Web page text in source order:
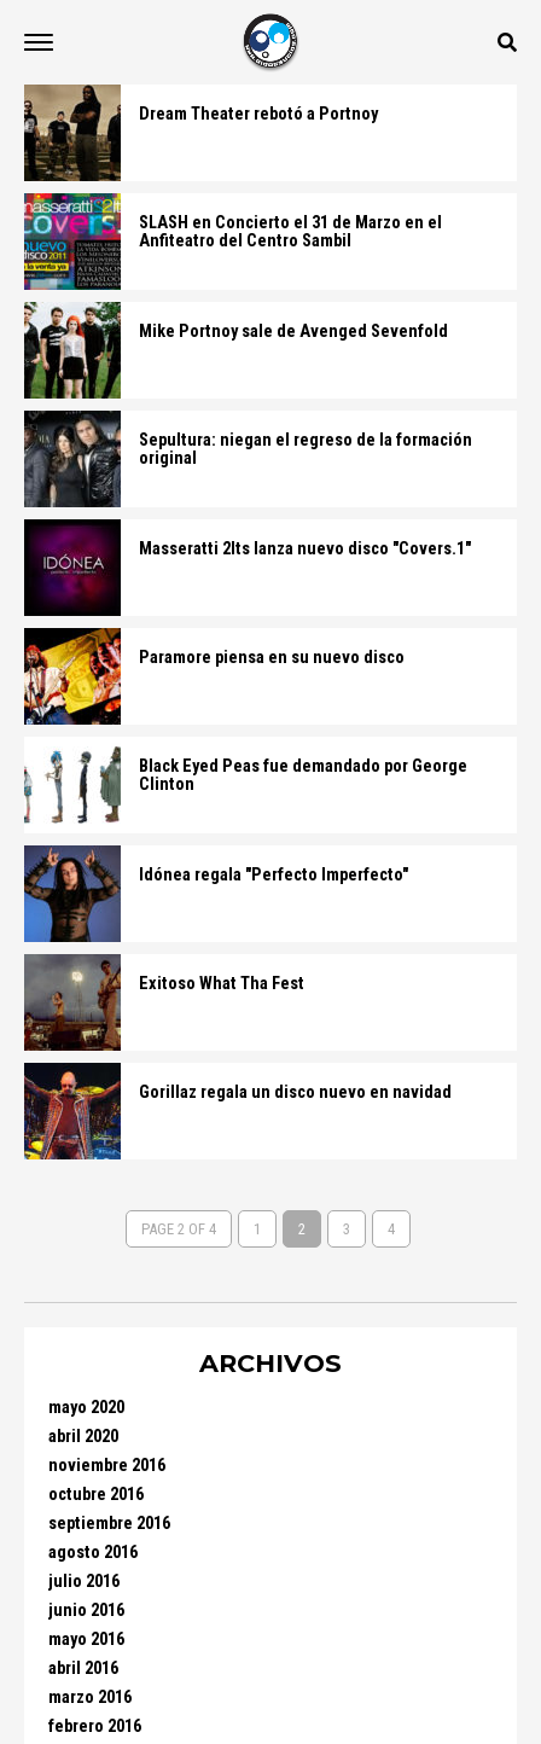
Dream Theater rebotó a Portnoy
SLASH en Concierto el 31 de Marzo en el
Anfiteatro del Centro Sambil
Mike Portnoy sale de Avenged Sevenfold
Sepultura: niegan el regreso de la formación
original
Masseratti 2lts lanza nuevo disco "Covers.1"
Paramore piensa en su nuevo disco
Black Eyed Peas fue demandado por George
Clinton
Idónea regala "Perfecto Imperfecto"
Exitoso What Tha Fest
Gorillaz regala un disco nuevo en navidad
PAGE 2 OF 4 1 2 3 4
ARCHIVOS
mayo 2020
abril 2020
noviembre 2016
octubre 2016
septiembre 2016
agosto 2016
julio 2016
junio 2016
mayo 2016
abril 2016
marzo 2016
febrero 2016